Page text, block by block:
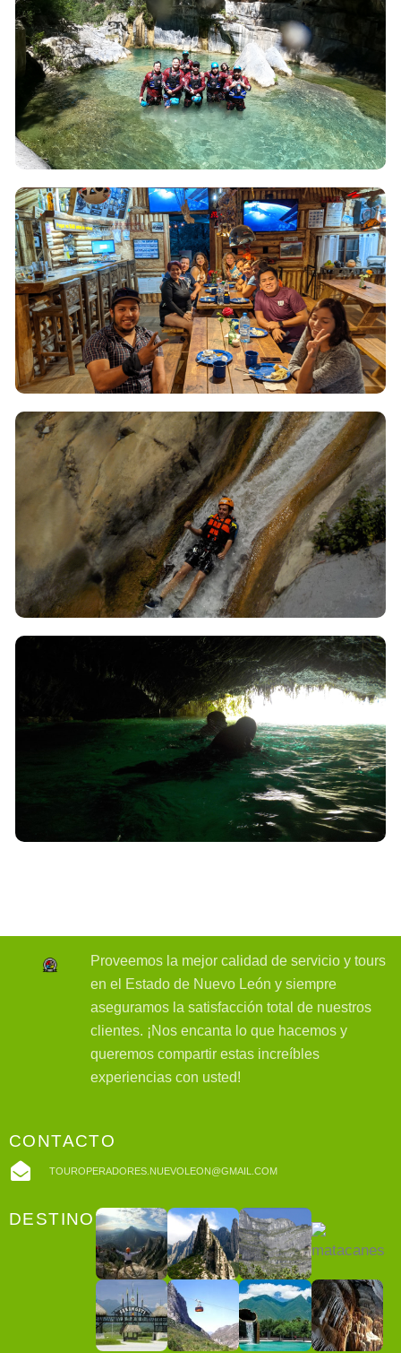
Proveemos la mejor calidad de servicio y tours
en el Estado de Nuevo León y siempre
aseguramos la satisfacción total de nuestros
clientes. ¡Nos encanta lo que hacemos y
queremos compartir estas increíbles
experiencias con usted!
CONTACTO
TOUROPERADORES.NUEVOLEON@GMAIL.COM
DESTINOS